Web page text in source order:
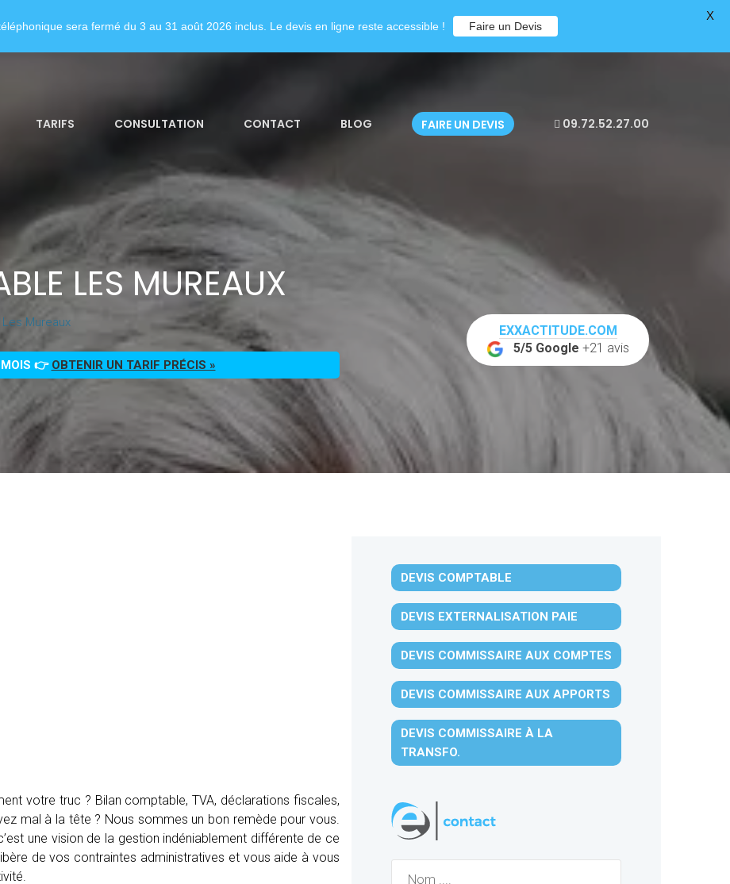
TARIFS CONSULTATION CONTACT BLOG FAIRE UN DEVIS 09.72.52.27.00
LES MUREAUX
Mureaux
👉 OBTENIR UN TARIF PRÉCIS »
EXXACTITUDE.COM
5/5 Google +21 avis
votre truc ? Bilan comptable, TVA, déclarations fiscales,
mal à la tête ? Nous sommes un bon remède pour vous.
une vision de la gestion indéniablement différente de ce
de vos contraintes administratives et vous aide à vous
DEVIS COMPTABLE
DEVIS EXTERNALISATION PAIE
DEVIS COMMISSAIRE AUX COMPTES
DEVIS COMMISSAIRE AUX APPORTS
DEVIS COMMISSAIRE À LA
TRANSFO.
sera fermé du 3 au 31 août 2026 inclus. Le devis en ligne reste accessible ! Faire un Devis
X